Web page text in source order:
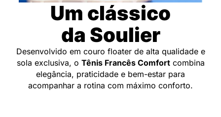
Um clássico
da Soulier
Desenvolvido em couro floater de alta qualidade e
sola exclusiva, o Tênis Francês Comfortcombina
elegância, praticidade e bem-estar para
acompanhar a rotina com máximo conforto.